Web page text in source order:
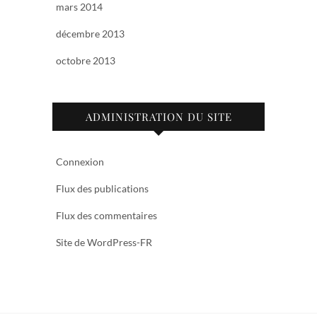
mars 2014
décembre 2013
octobre 2013
ADMINISTRATION DU SITE
Connexion
Flux des publications
Flux des commentaires
Site de WordPress-FR